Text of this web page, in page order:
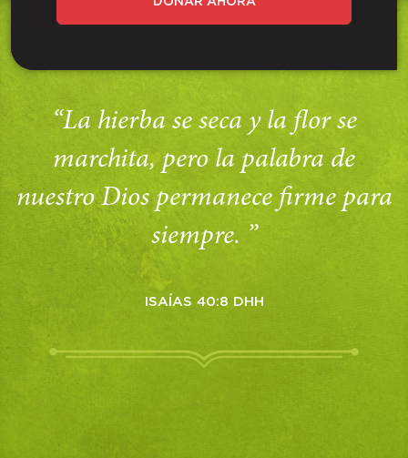
“La hierba se seca y la flor se
marchita, pero la palabra de
nuestro Dios permanece firme para
siempre. ”
ISAÍAS 40:8 DHH